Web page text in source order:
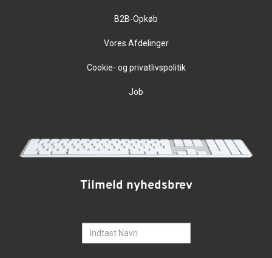
B2B-Opkøb
Vores Afdelinger
Cookie- og privatlivspolitik
Job
Tilmeld nyhedsbrev